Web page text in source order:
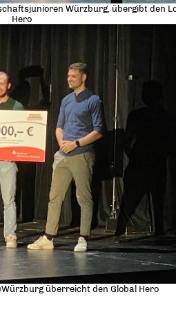
Würzburg, übergibt den
Hero
überreicht den Global Hero